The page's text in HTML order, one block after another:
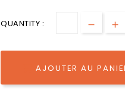
QUANTITY :
AJOUTER AU